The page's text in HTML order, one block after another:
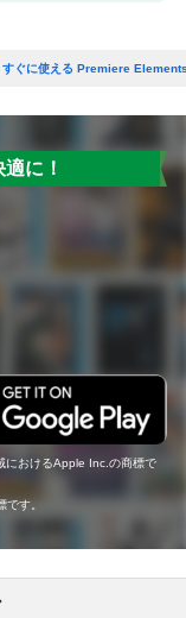
すぐに使える Premiere
に！
におけるApple Inc.の商標で
す。